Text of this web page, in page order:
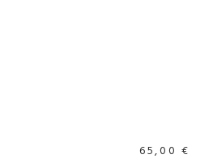
65,00 €